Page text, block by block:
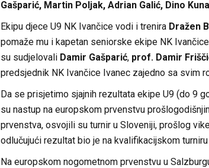
Gašparić, Martin Poljak, Adrian Galić, Dino
Ekipu djece U9 NK Ivančice vodi i trenira Dražen
pomaže mu i kapetan seniorske ekipe NK Ivančice
su sudjelovali Damir Gašparić, prof. Damir
predsjednik NK Ivančice Ivanec zajedno sa svim
Da se prisjetimo sjajnih rezultata ekipe U9 (do 9
su nastup na europskom prvenstvu
prvenstva, osvojili su turnir u Sloveniji, prošlog
odlučujući rezultat bio je na kvalifikacijskom
Na europskom nogometnom prvenstvu u